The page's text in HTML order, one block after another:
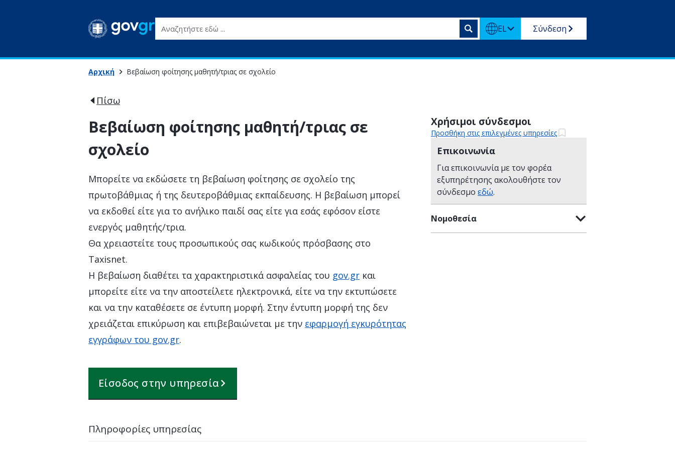
Αναζητήστε εδώ ... EL Σύνδεση
Αρχική Βεβαίωση φοίτησης μαθητή/τριας σε σχολείο
Πίσω
Βεβαίωση φοίτησης μαθητή/τριας σε
σχολείο
Μπορείτε να εκδώσετε τη βεβαίωση φοίτησης σε σχολείο της
πρωτοβάθμιας ή της δευτεροβάθμιας εκπαίδευσης. Η βεβαίωση μπορεί
να εκδοθεί είτε για το ανήλικο παιδί σας είτε για εσάς εφόσον είστε
ενεργός μαθητής/τρια.
Θα χρειαστείτε τους προσωπικούς σας κωδικούς πρόσβασης στο
Taxisnet.
Η βεβαίωση διαθέτει τα χαρακτηριστικά ασφαλείας του gov.gr και
μπορείτε είτε να την αποστείλετε ηλεκτρονικά, είτε να την εκτυπώσετε
και να την καταθέσετε σε έντυπη μορφή. Στην έντυπη μορφή της δεν
χρειάζεται επικύρωση και επιβεβαιώνεται με την εφαρμογή εγκυρότητας
εγγράφων του gov.gr.
Είσοδος στην υπηρεσία
Χρήσιμοι σύνδεσμοι
Προσθήκη στις επιλεγμένες υπηρεσίες
Επικοινωνία
Για επικοινωνία με τον φορέα
εξυπηρέτησης ακολουθήστε τον
σύνδεσμο εδώ.
Νομοθεσία
Πληροφορίες υπηρεσίας